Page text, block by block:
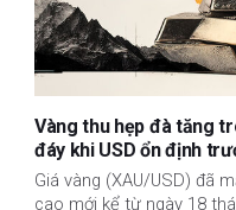
Vàng thu hẹp đà tăng
đáy khi USD ổn định
Giá vàng (XAU/USD) đã
cao mới kể từ ngày 18